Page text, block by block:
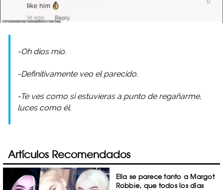
-Oh dios mío.
-Definitivamente veo el parecido.
-Te ves como si estuvieras a punto de regañarme,
luces como él.
Artículos Recomendados
Ella se parece tanto a Margot
Robbie, que todos los días